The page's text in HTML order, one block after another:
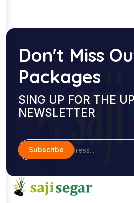
Don't Miss
Packages
SING UP FOR THE
NEWSLETTER
Subscribe